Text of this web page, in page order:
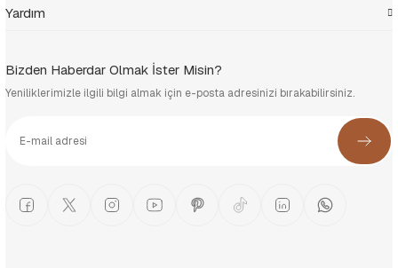
Yardım
Bizden Haberdar Olmak İster Misin?
Yeniliklerimizle ilgili bilgi almak için e-posta adresinizi bırakabilirsiniz.